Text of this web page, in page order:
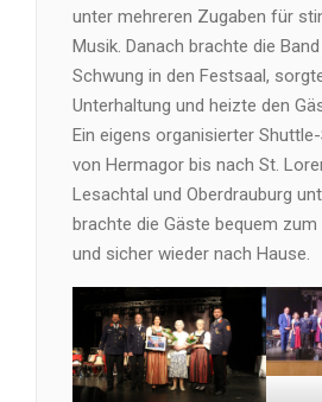
unter mehreren Zugaben für
Musik. Danach brachte die
Schwung in den Festsaal,
Unterhaltung und heizte den
Ein eigens organisierter
von Hermagor bis nach St.
Lesachtal und Oberdrauburg
brachte die Gäste bequem
und sicher wieder nach Hause.